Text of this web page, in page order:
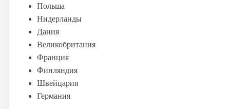
Польша
Нидерланды
Дания
Великобритания
Франция
Финляндия
Швейцария
Германия